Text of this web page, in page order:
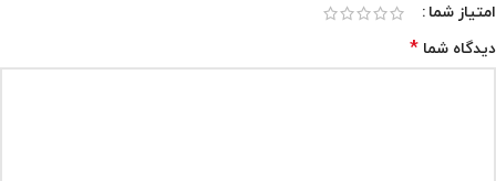
امتیاز شما
دیدگاه شما *